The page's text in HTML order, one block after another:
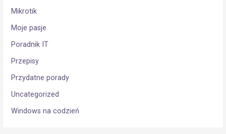
Mikrotik
Moje pasje
Poradnik IT
Przepisy
Przydatne porady
Uncategorized
Windows na codzień